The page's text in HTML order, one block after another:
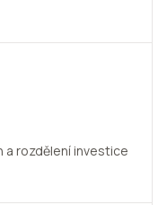
a rozdělení investice